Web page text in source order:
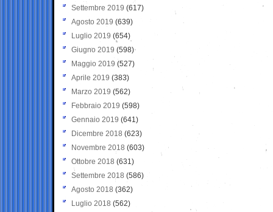
Settembre 2019 (617)
Agosto 2019 (639)
Luglio 2019 (654)
Giugno 2019 (598)
Maggio 2019 (527)
Aprile 2019 (383)
Marzo 2019 (562)
Febbraio 2019 (598)
Gennaio 2019 (641)
Dicembre 2018 (623)
Novembre 2018 (603)
Ottobre 2018 (631)
Settembre 2018 (586)
Agosto 2018 (362)
Luglio 2018 (562)